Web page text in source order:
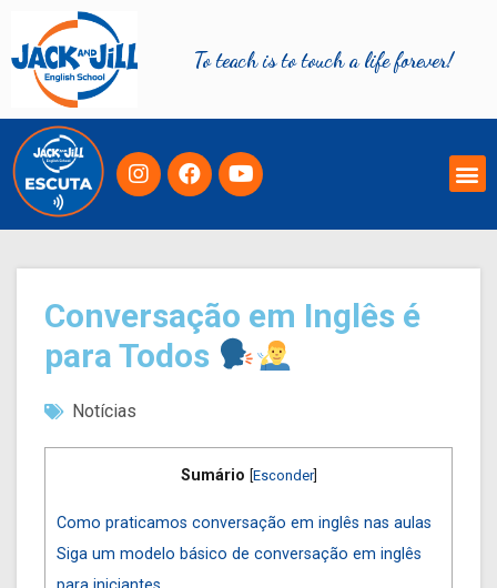
To teach is to touch a life forever!
Conversação em Inglês é
para Todos
Notícias
Sumário Esconder]
Como praticamos conversação em inglês nas aulas
Siga um modelo básico de conversação em inglês